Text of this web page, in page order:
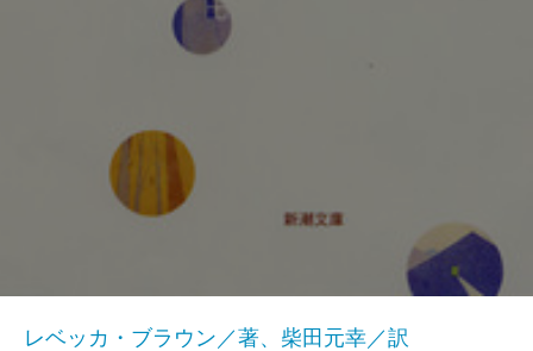
レベッカ・ブラウン／著、柴田元幸／訳